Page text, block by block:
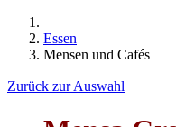
Essen
Mensen und Cafés
Zurück zur Auswahl